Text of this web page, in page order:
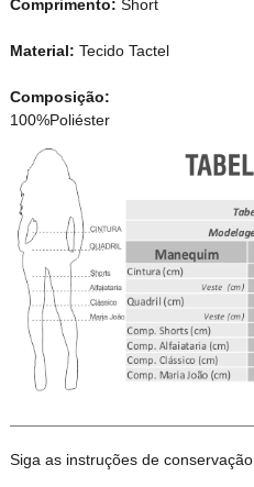
Comprimento: Short
Material: Tecido Tactel
Composição:
100%Poliéster
Siga as instruções de conservação.